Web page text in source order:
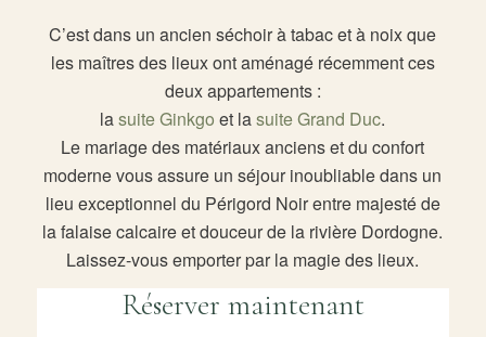
C’est dans un ancien séchoir à tabac et à noix que
les maîtres des lieux ont aménagé récemment ces
deux appartements :
lasuite Ginkgo et lasuite Grand Duc.
Le mariage des matériaux anciens et du confort
moderne vous assure un séjour inoubliable dans un
lieu exceptionnel du Périgord Noir entre majesté de
la falaise calcaire et douceur de la rivière Dordogne.
Laissez-vous emporter par la magie des lieux.
Réserver maintenant